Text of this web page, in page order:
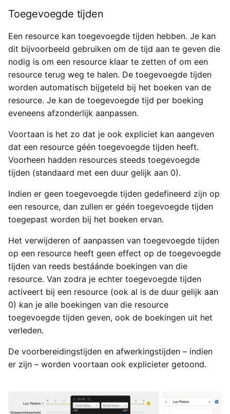
Integraties
Toegevoegde tijden
Een resource kan toegevoegde tijden hebben. Je kan
dit bijvoorbeeld gebruiken om de tijd aan te geven die
nodig is om een resource klaar te zetten of om een
resource terug weg te halen. De toegevoegde tijden
worden automatisch bijgeteld bij het boeken van de
resource. Je kan de toegevoegde tijd per boeking
eveneens afzonderlijk aanpassen.
Voortaan is het zo dat je ook expliciet kan aangeven
dat een resource géén toegevoegde tijden heeft.
Voorheen hadden resources steeds toegevoegde
tijden (standaard met een duur gelijk aan 0).
Indien er geen toegevoegde tijden gedefineerd zijn op
een resource, dan zullen er géén toegevoegde tijden
toegepast worden bij het boeken ervan.
Het verwijderen of aanpassen van toegevoegde tijden
op een resource heeft geen effect op de toegevoegde
tijden van reeds bestáánde boekingen van die
resource. Van zodra je echter toegevoegde tijden
activeert bij een resource (ook al is de duur gelijk aan
0) kan je alle boekingen van die resource
toegevoegde tijden geven, ook de boekingen uit het
verleden.
De voorbereidingstijden en afwerkingstijden – indien
er zijn – worden voortaan ook explicieter getoond.